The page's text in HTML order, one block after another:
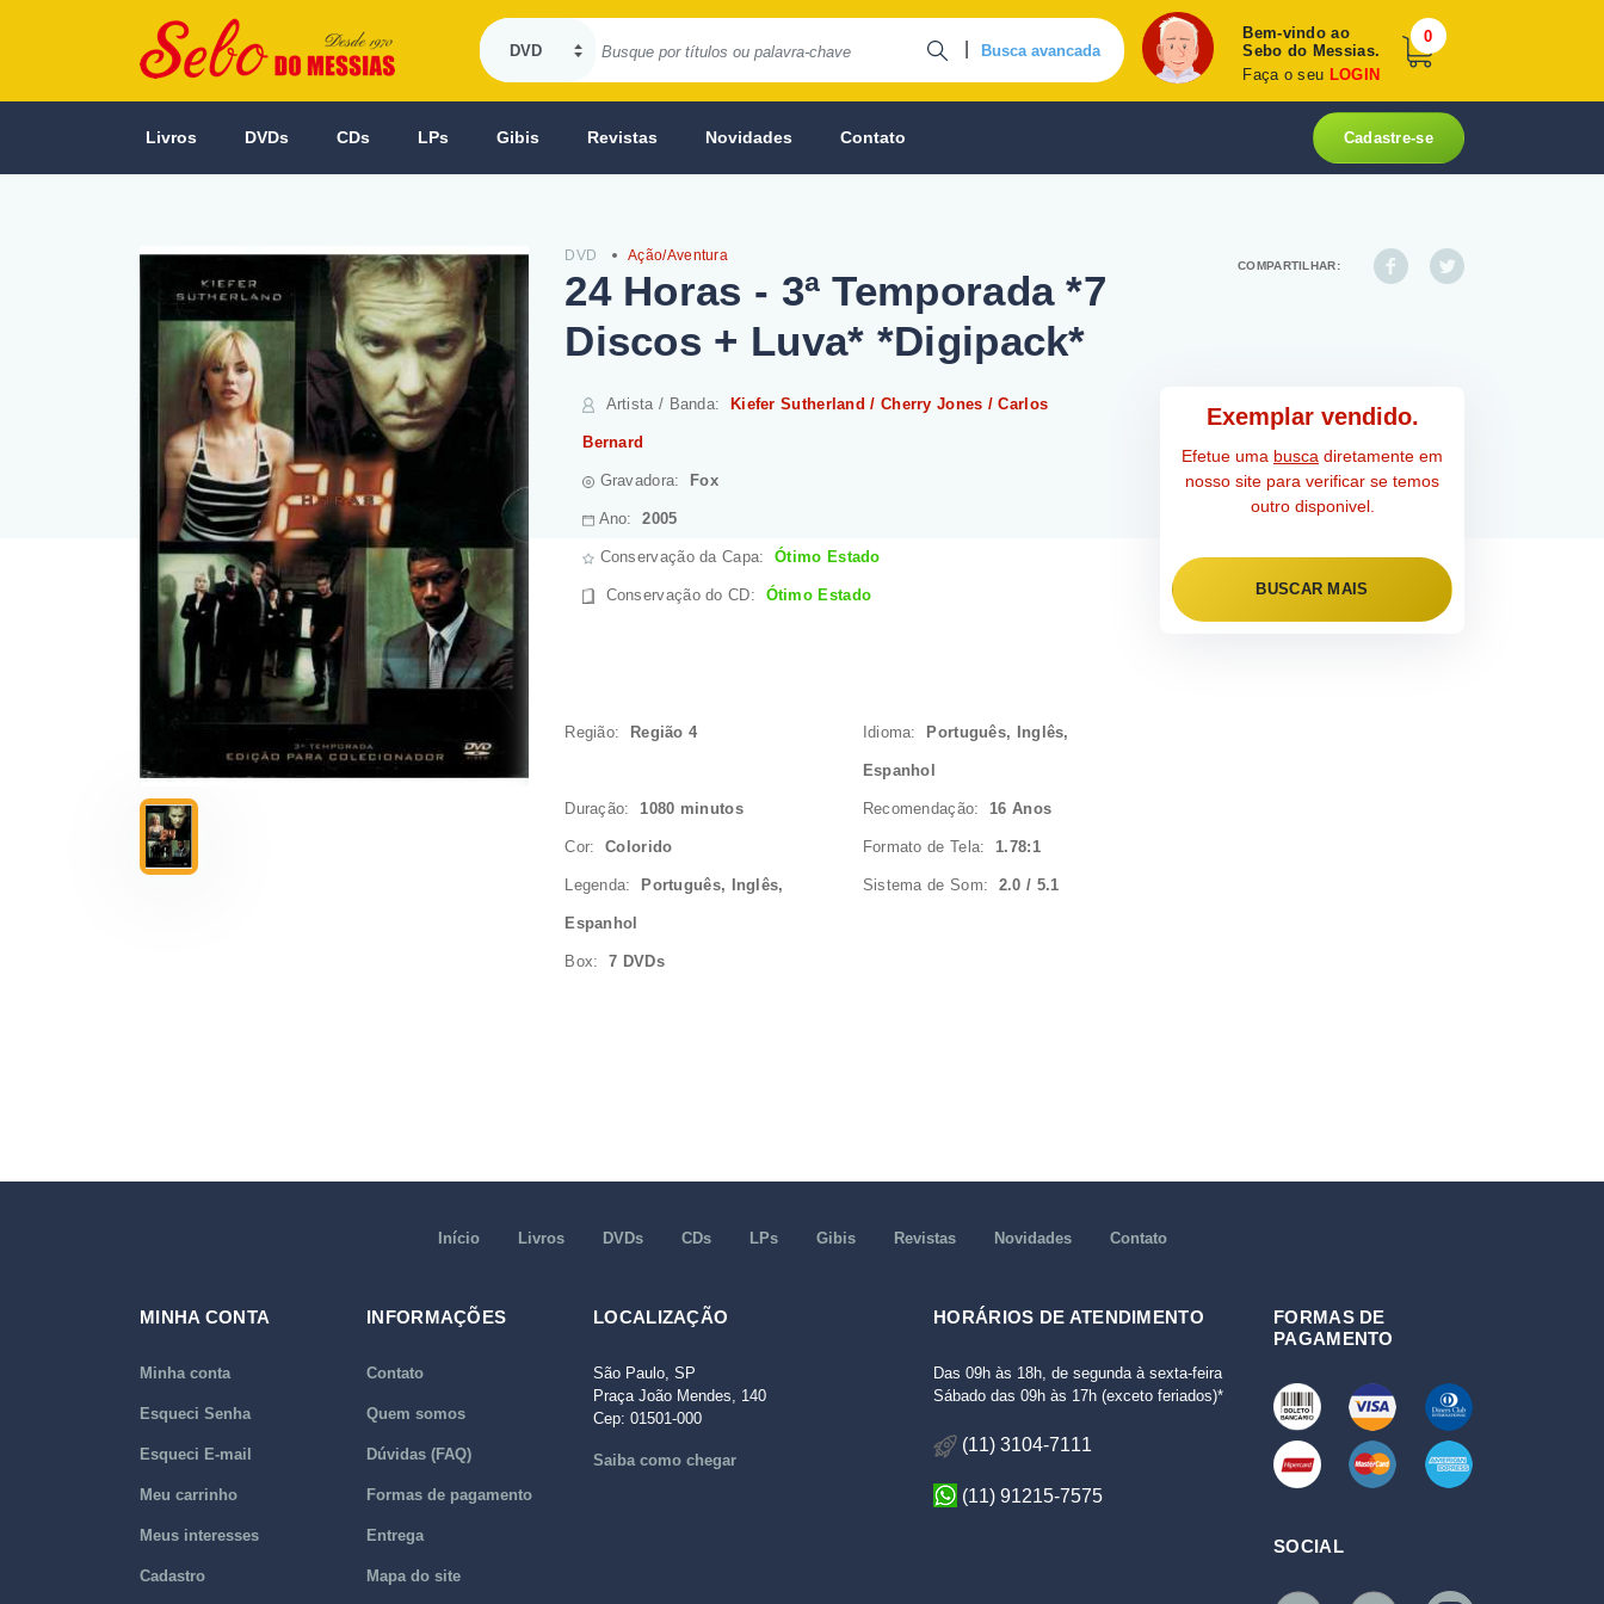
Busca avancada
Bem-vindo ao
Sebo do Messias.
Faça o seu LOGIN
0
Livros DVDs CDs LPs Gibis Revistas Novidades Contato Cadastre-se
DVD Ação/Aventura
24 Horas - 3ª Temporada *7
Discos + Luva* *Digipack*
Artista / Banda: Kiefer Sutherland / Cherry Jones / Carlos
Bernard
Gravadora: Fox
Ano:2005
Conservação da Capa:Ótimo Estado
Conservação do CD: Ótimo Estado
Região: Região 4 Idioma: Português, Inglês,
Espanhol
Duração:1080 minutos Recomendação:16 Anos
Cor:Colorido Formato de Tela:1.78:1
Legenda: Português, Inglês,
Espanhol
Sistema de Som: 2.0 / 5.1
Box:7 DVDs
COMPARTILHAR:
Exemplar vendido.
Efetue uma busca diretamente em
nosso site para verificar se temos
outro disponivel.
BUSCAR MAIS
Início Livros DVDs CDs LPs Gibis Revistas Novidades Contato
MINHA CONTA
Minha conta
Esqueci Senha
Esqueci E-mail
Meu carrinho
Meus interesses
Cadastro
INFORMAÇÕES
Contato
Quem somos
Dúvidas (FAQ)
Formas de pagamento
Entrega
Mapa do site
LOCALIZAÇÃO
São Paulo, SP
Praça João Mendes, 140
Cep: 01501-000
Saiba como chegar
HORÁRIOS DE ATENDIMENTO
Das 09h às 18h, de segunda à sexta-feira
Sábado das 09h às 17h (exceto feriados)*
(11) 3104-7111
(11) 91215-7575
FORMAS DE
PAGAMENTO
SOCIAL